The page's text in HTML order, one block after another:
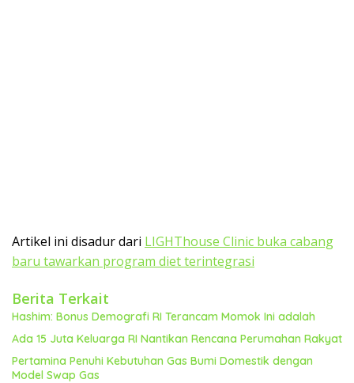
Artikel ini disadur dari LIGHThouse Clinic buka cabang
baru tawarkan program diet terintegrasi
Berita Terkait
Hashim: Bonus Demografi RI Terancam Momok Ini adalah
Ada 15 Juta Keluarga RI Nantikan Rencana Perumahan Rakyat
Pertamina Penuhi Kebutuhan Gas Bumi Domestik dengan
Model Swap Gas